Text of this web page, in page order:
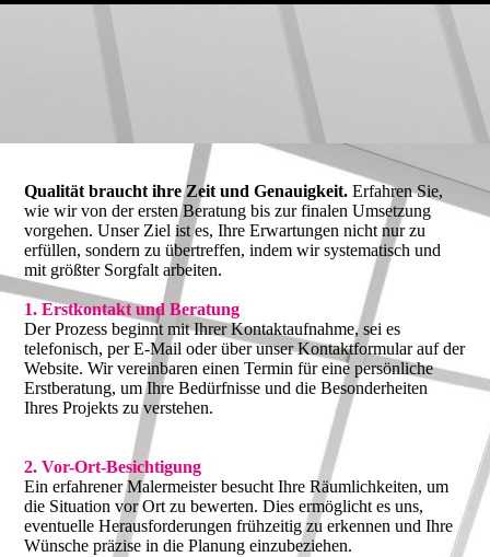
Qualität braucht ihre Zeit und Genauigkeit. Erfahren Sie,
wie wir von der ersten Beratung bis zur finalen Umsetzung
vorgehen. Unser Ziel ist es, Ihre Erwartungen nicht nur zu
erfüllen, sondern zu übertreffen, indem wir systematisch und
mit größter Sorgfalt arbeiten.
1. Erstkontakt und Beratung
Der Prozess beginnt mit Ihrer Kontaktaufnahme, sei es
telefonisch, per E-Mail oder über unser Kontaktformular auf der
Website. Wir vereinbaren einen Termin für eine persönliche
Erstberatung, um Ihre Bedürfnisse und die Besonderheiten
Ihres Projekts zu verstehen.
2. Vor-Ort-Besichtigung
Ein erfahrener Malermeister besucht Ihre Räumlichkeiten, um
die Situation vor Ort zu bewerten. Dies ermöglicht es uns,
eventuelle Herausforderungen frühzeitig zu erkennen und Ihre
Wünsche präzise in die Planung einzubeziehen.